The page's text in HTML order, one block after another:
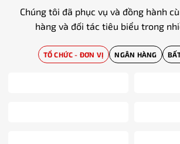
Chúng tôi đã phục vụ và đồng hành
hàng và đối tác tiêu biểu trong
TỔ CHỨC - ĐƠN VỊ NGÂN HÀNG